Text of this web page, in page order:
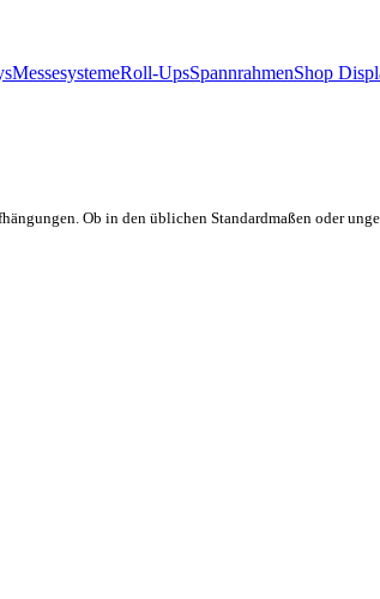
MessesystemeRoll-UpsSpannrahmenShop
Ob in den üblichen Standardmaßen oder